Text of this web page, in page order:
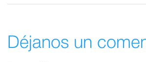
Déjanos un